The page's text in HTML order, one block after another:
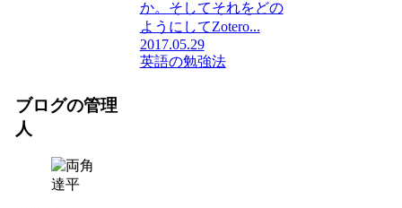
か。そしてそれをどの
ようにしてZotero...
2017.05.29
英語の勉強法
ブログの管理
人